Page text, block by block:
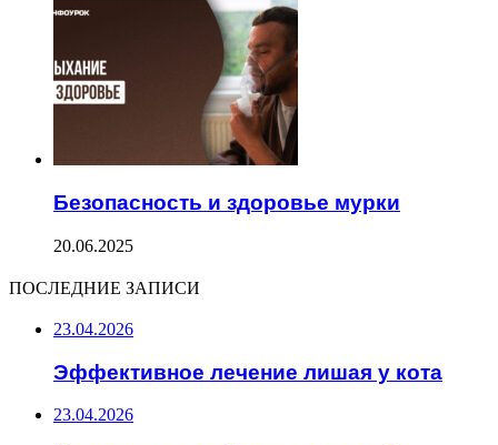
Безопасность и здоровье мурки
20.06.2025
ПОСЛЕДНИЕ ЗАПИСИ
23.04.2026
Эффективное лечение лишая у кота
23.04.2026